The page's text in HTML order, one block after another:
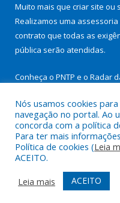
Muito mais que criar site ou
Realizamos uma assessoria
contrato que todas as
pública serão atendidas.
Conheça o PNTP e o Radar
Todos os direitos
Mapa do Site
Acessar
Acessar Webmail
Nós usamos cookies
navegação no portal. Ao
concorda com a política
Para ter mais
Política de cookies (Leia
ACEITO.
Leia mais
ACEITO